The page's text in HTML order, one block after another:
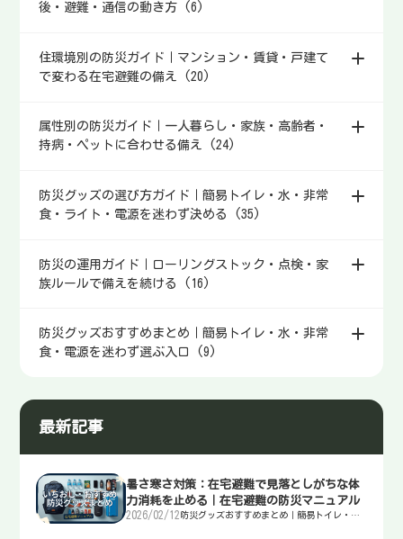
後・避難・通信の動き方 (6)
住環境別の防災ガイド｜マンション・賃貸・戸建て
で変わる在宅避難の備え (20)
属性別の防災ガイド｜一人暮らし・家族・高齢者・
持病・ペットに合わせる備え (24)
防災グッズの選び方ガイド｜簡易トイレ・水・非常
食・ライト・電源を迷わず決める (35)
防災の運用ガイド｜ローリングストック・点検・家
族ルールで備えを続ける (16)
防災グッズおすすめまとめ｜簡易トイレ・水・非常
食・電源を迷わず選ぶ入口 (9)
最新記事
暑さ寒さ対策：在宅避難で見落としがちな体
力消耗を止める｜在宅避難の防災マニュアル
2026/02/12 防災グッズおすすめまとめ｜簡易トイレ・